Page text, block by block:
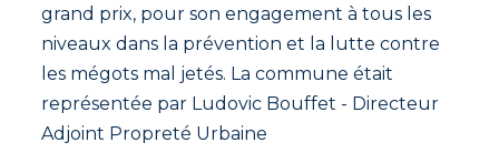
grand prix, pour son engagement à tous les
niveaux dans la prévention et la lutte contre
les mégots mal jetés. La commune était
représentée par Ludovic Bouffet - Directeur
Adjoint Propreté Urbaine